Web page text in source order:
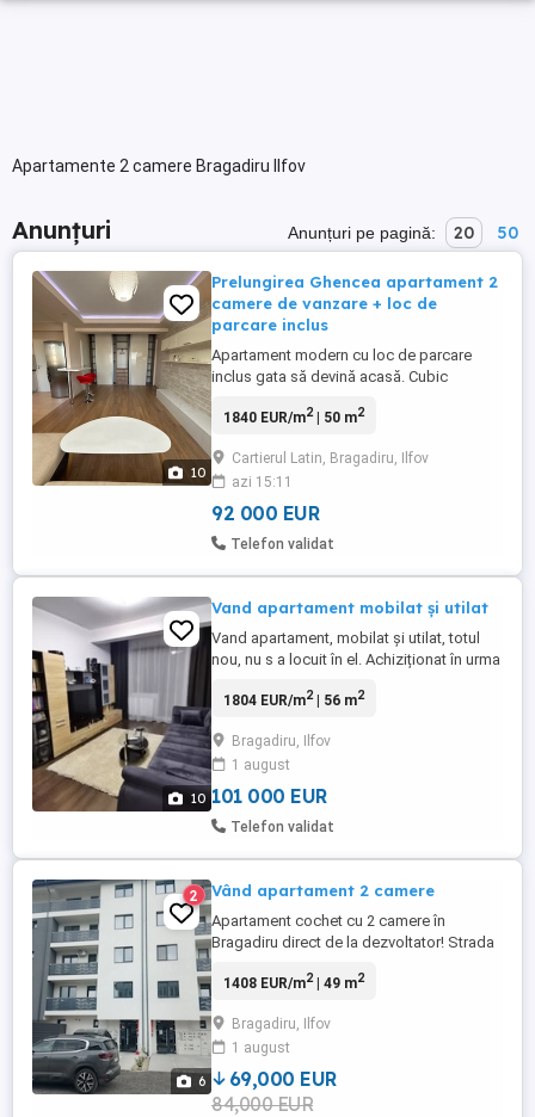
Apartamente 2 camere Bragadiru Ilfov
Anunțuri Anunțuri pe pagină: 20 50
10
Prelungirea Ghencea apartament 2
camere de vanzare + loc de
parcare inclus
Apartament modern cu loc de parcare
inclus gata să devină acasă. Cubic
Propun spre vânzare un apartament
aproximativ 50 mp, situat într-un complex
rezidențial privat, liniștit și sigur. Locuința
este compartimentată eficient ...
1840 EUR/m2| 50 m2
Cartierul Latin, Bragadiru, Ilfov
azi 15:11
92 000 EUR
Telefon validat
10
Vand apartament mobilat și utilat
Vand apartament, mobilat și utilat, totul
nou, nu s a locuit în el. Achiziționat în urma
parcare cu contract de vânzare cumpărare
releveu în privat. Apartamentul este
decomandat cu o suprafață de 56m2
destul de spațios și bine ...
1804 EUR/m2| 56 m2
Bragadiru, Ilfov
1 august
101 000 EUR
Telefon validat
6
2 Vând apartament 2 camere
Apartament cochet cu 2 camere în
Bragadiru direct de la dezvoltator! Strada
prezentăm un apartament modern, situat
familie la început de drum sau chiar pentru
investiție! 2 camere luminoase Suprafață
utilă: ...
1408 EUR/m2| 49 m2
Bragadiru, Ilfov
1 august
69,000 EUR
84,000 EUR